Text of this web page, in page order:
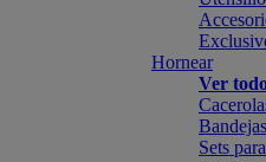
Hornear
Ver
Sets